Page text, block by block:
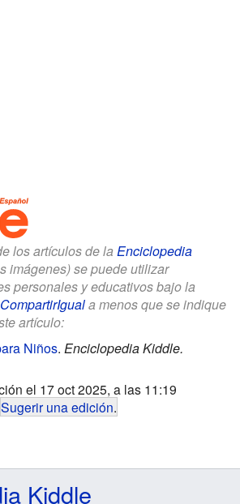
los artículos de la Enciclopedia
imágenes) se puede utilizar
personales y educativos bajo la
a menos que se indique
artículo:
Niños. Enciclopedia Kiddle.
el 17 oct 2025, a las 11:19
Sugerir una edición.
Kiddle